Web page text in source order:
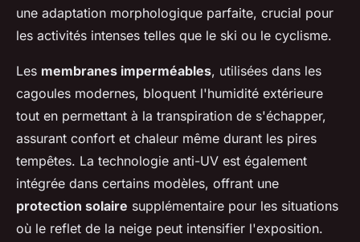
une adaptation morphologique parfaite, crucial pour
les activités intenses telles que le ski ou le cyclisme.
Les membranes imperméables, utilisées dans les
cagoules modernes, bloquent l'humidité extérieure
tout en permettant à la transpiration de s'échapper,
assurant confort et chaleur même durant les pires
tempêtes. La technologie anti-UV est également
intégrée dans certains modèles, offrant une
protection solaire supplémentaire pour les situations
où le reflet de la neige peut intensifier l'exposition.